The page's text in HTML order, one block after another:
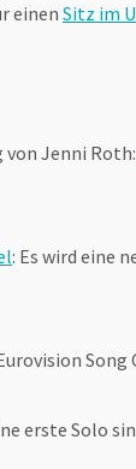
einen Sitz im
von Jenni Roth:
: Es wird eine
erste Solo